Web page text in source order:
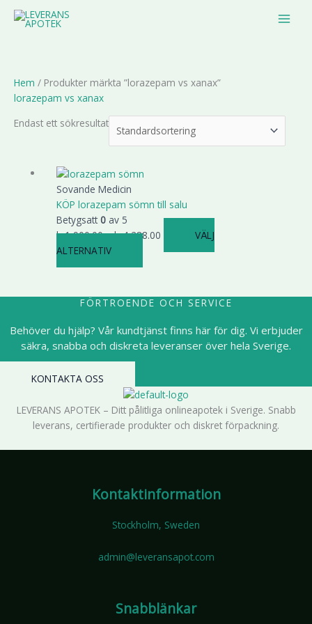
Hoppa
Hem / Produkter märkta ”lorazepam vs xanax”
lorazepam vs xanax
Endast ett sökresultat
Sovande Medicin
KÖP lorazepam sömn till salu
Betygsatt0 av 5
kr1,900.00 – kr4,288.00
till
kr4,288.00
VÄLJ
ALTERNATIV
Den
produkten
flera
alternativen
kan
väljas
på
FÖRTROENDE OCH SERVICE
Behöver du hjälp? Vår kundtjänst finns här för dig. Vi erbjuder
säkra, snabba och diskreta leveranser över hela Sverige.
KONTAKTA OSS
LEVERANS APOTEK – Ditt pålitliga onlineapotek i Sverige. Snabb
leverans, certifierade produkter och diskret förpackning.
Kontaktinformation
Stockholm, Sweden
admin@leveransapot.com
Snabblänkar